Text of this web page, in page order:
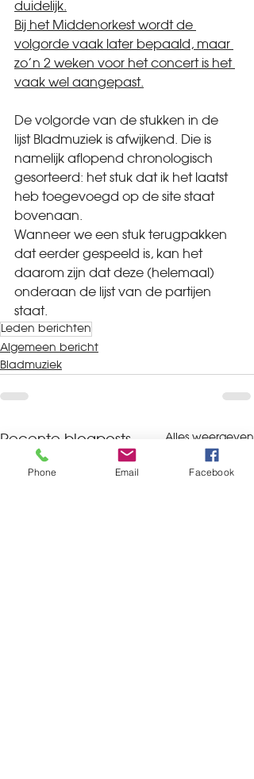
duidelijk.
Bij het Middenorkest wordt de
volgorde vaak later bepaald, maar
zo'n 2 weken voor het concert is het
vaak wel aangepast.
De volgorde van de stukken in de
lijst Bladmuziek is afwijkend. Die is
namelijk aflopend chronologisch
gesorteerd: het stuk dat ik het laatst
heb toegevoegd op de site staat
bovenaan.
Wanneer we een stuk terugpakken
dat eerder gespeeld is, kan het
daarom zijn dat deze (helemaal)
onderaan de lijst van de partijen
staat.
Leden berichten
Algemeen bericht
Bladmuziek
Recente blogposts Alles weergeven
Phone Email Facebook